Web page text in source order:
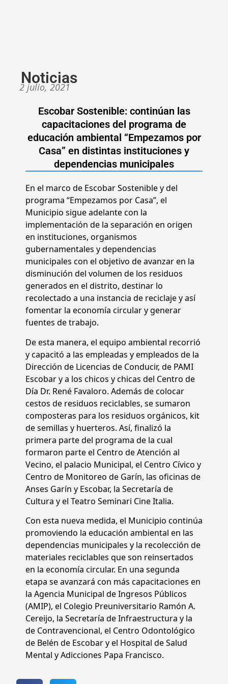
Noticias
2 julio, 2021
Escobar Sostenible: continúan las
capacitaciones del programa de
educación ambiental “Empezamos por
Casa” en distintas instituciones y
dependencias municipales
En el marco de Escobar Sostenible y del
programa “Empezamos por Casa”, el
Municipio sigue adelante con la
implementación de la separación en origen
en instituciones, organismos
gubernamentales y dependencias
municipales con el objetivo de avanzar en la
disminución del volumen de los residuos
generados en el distrito, destinar lo
recolectado a una instancia de reciclaje y así
fomentar la economía circular y generar
fuentes de trabajo.
De esta manera, el equipo ambiental recorrió
y capacitó a las empleadas y empleados de la
Dirección de Licencias de Conducir, de PAMI
Escobar y a los chicos y chicas del Centro de
Día Dr. René Favaloro. Además de colocar
cestos de residuos reciclables, se sumaron
composteras para los residuos orgánicos, kit
de semillas y huerteros. Así, finalizó la
primera parte del programa de la cual
formaron parte el Centro de Atención al
Vecino, el palacio Municipal, el Centro Cívico y
Centro de Monitoreo de Garín, las oficinas de
Anses Garín y Escobar, la Secretaría de
Cultura y el Teatro Seminari Cine Italia.
Con esta nueva medida, el Municipio continúa
promoviendo la educación ambiental en las
dependencias municipales y la recolección de
materiales reciclables que son reinsertados
en la economía circular. En una segunda
etapa se avanzará con más capacitaciones en
la Agencia Municipal de Ingresos Públicos
(AMIP), el Colegio Preuniversitario Ramón A.
Cereijo, la Secretaría de Infraestructura y la
de Contravencional, el Centro Odontológico
de Belén de Escobar y el Hospital de Salud
Mental y Adicciones Papa Francisco.